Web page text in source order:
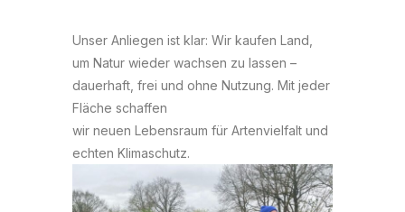
Unser Anliegen ist klar: Wir kaufen Land,
um Natur wieder wachsen zu lassen –
dauerhaft, frei und ohne Nutzung. Mit jeder
Fläche schaffen
wir neuen Lebensraum für Artenvielfalt und
echten Klimaschutz.